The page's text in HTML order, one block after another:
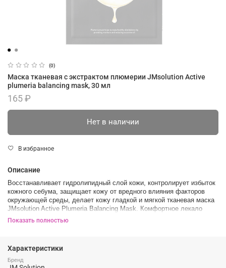
(0)
Маска тканевая с экстрактом плюмерии JMsolution Active
plumeria balancing mask, 30 мл
165 ₽
Нет в наличии
В избранное
Описание
Восстанавливает гидролипидный слой кожи, контролирует избыток
кожного себума, защищает кожу от вредного влияния факторов
окружающей среды, делает кожу гладкой и мягкой тканевая маска
JMsolution Active Plumeria Balancing Mask. Комфортное лекало
ложится как вторая кожа для видимого результата.
Экстракт плюмерии восстанавливает гидролипидный слой кожи,
клетках без эффекта липкости. Хорошо снимает воспалительные
Показать полностью
Характеристики
Бренд